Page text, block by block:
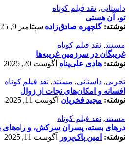
داستانی, نقد فیلم کوتاه
تو، آن هستی
نوشته:گلچهره صادق‌زاده سپتامبر 9, 2025
مستند, نقد فیلم کوتاه
غریبگان در سرزمین غریبه‌ها
نوشته: هادی علی‌پناه آگوست 20, 2025
تجربی, داستانی, مستند, نقد فیلم کوتاه
افسانه‌ و امکان‌های نجات از زوال
نوشته: مجید فخریان آگوست 11, 2025
مستند, نقد فیلم کوتاه
درهای بسته، پسران سرکش، و
نوشته: امین پاک‌پرور آگوست 11, 2025